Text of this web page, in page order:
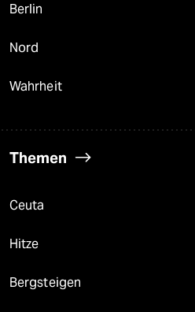
Berlin
Nord
Wahrheit
Themen
Ceuta
Hitze
Bergsteigen